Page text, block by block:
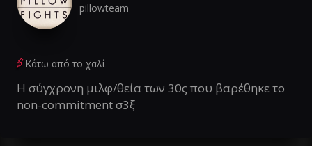
pillowteam
Κάτω από το χαλί
Η σύγχρονη μιλφ/θεία των 30ς που βαρέθηκε το
non-commitment σ3ξ